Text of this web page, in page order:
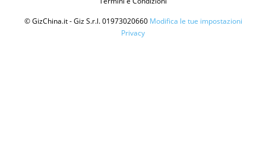
© GizChina.it - Giz S.r.l. 01973020660 Modifica le tue impostazioni
Privacy